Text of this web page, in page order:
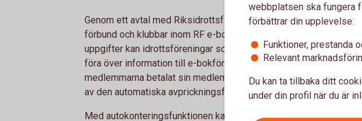
Genom ett avtal med Riksidrottsförbundet (RF) kan banken
förbund och klubbar inom RF e-bokföring till bra villkor. För att
uppgifter kan idrottsföreningar som har sitt medlemsregister i
föra över information till e-bokföringen för vidare fakturering av
medlemmarna betalat sin medlemsavgift kan inbetalningarna
av den automatiska avprickningsfunktionen.
Med autokonteringsfunktionen kan ni se alla betalningsuppdrag
webbplatsen ska fungera
förbättrar din upplevelse:
Funktioner, prestanda
Relevant
Du kan ta tillbaka ditt
under din profil när du är